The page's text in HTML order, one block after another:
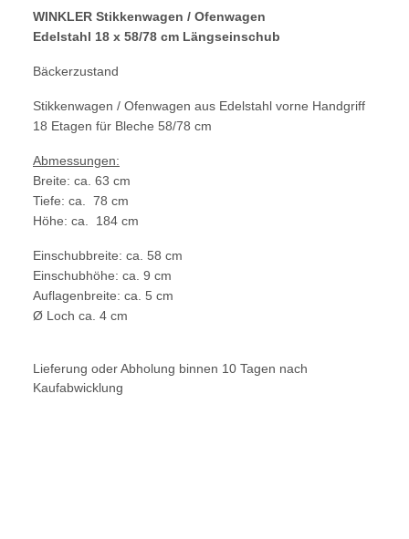
WINKLER Stikkenwagen / Ofenwagen
Edelstahl 18 x 58/78 cm Längseinschub
Bäckerzustand
Stikkenwagen / Ofenwagen aus Edelstahl vorne Handgriff
18 Etagen für Bleche 58/78 cm
Abmessungen:
Breite: ca. 63 cm
Tiefe: ca. 78 cm
Höhe: ca. 184 cm
Einschubbreite: ca. 58 cm
Einschubhöhe: ca. 9 cm
Auflagenbreite: ca. 5 cm
Ø Loch ca. 4 cm
Lieferung oder Abholung binnen 10 Tagen nach
Kaufabwicklung